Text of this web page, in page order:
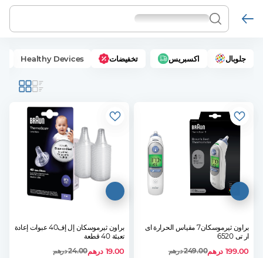
جلوبال اكسبريس تخفيضات Healthy Devices
براون ثيرموسكان7 مقياس الحرارة اى
ار تى 6520
199.00 درهم249.00درهم
براون ثيرموسكان إل إف40 عبوات إعادة
تعبئة 40 قطعة
19.00 درهم24.00درهم